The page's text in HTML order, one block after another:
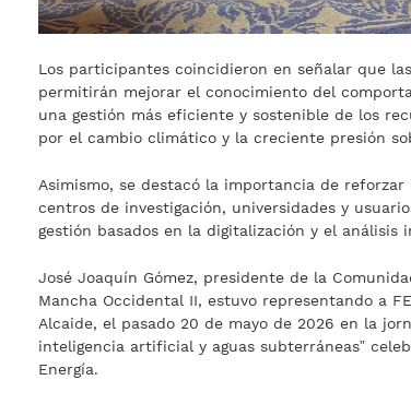
Los participantes coincidieron en señalar que
permitirán mejorar el conocimiento del
una gestión más eficiente y sostenible de los
por el cambio climático y la creciente presión
Asimismo, se destacó la importancia de
centros de investigación, universidades y
gestión basados en la digitalización y el análisis
José Joaquín Gómez, presidente de la
Mancha Occidental II, estuvo representando a
Alcaide, el pasado 20 de mayo de 2026 en la
inteligencia artificial y aguas subterráneas”
Energía.